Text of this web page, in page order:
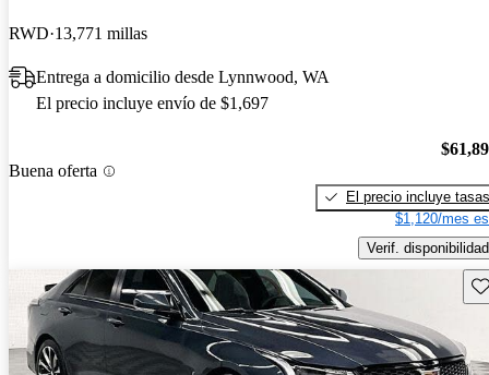
RWD 13,771 millas
Entrega a domicilio desde Lynnwood, WA
El precio incluye envío de $1,697
Buena oferta
El precio incluye tasas
$1,120/mes
Verif. disponibilidad